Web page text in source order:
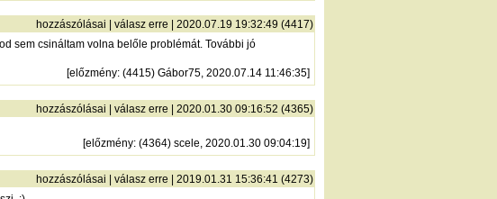
hozzászólásai válasz erre | 2020.07.19 19:32:49 (4417)
sem csináltam volna belőle problémát. További jó
[előzmény: (4415) Gábor75, 2020.07.14 11:46:35]
hozzászólásai válasz erre | 2020.01.30 09:16:52 (4365)
[előzmény: (4364) scele, 2020.01.30 09:04:19]
hozzászólásai válasz erre | 2019.01.31 15:36:41 (4273)